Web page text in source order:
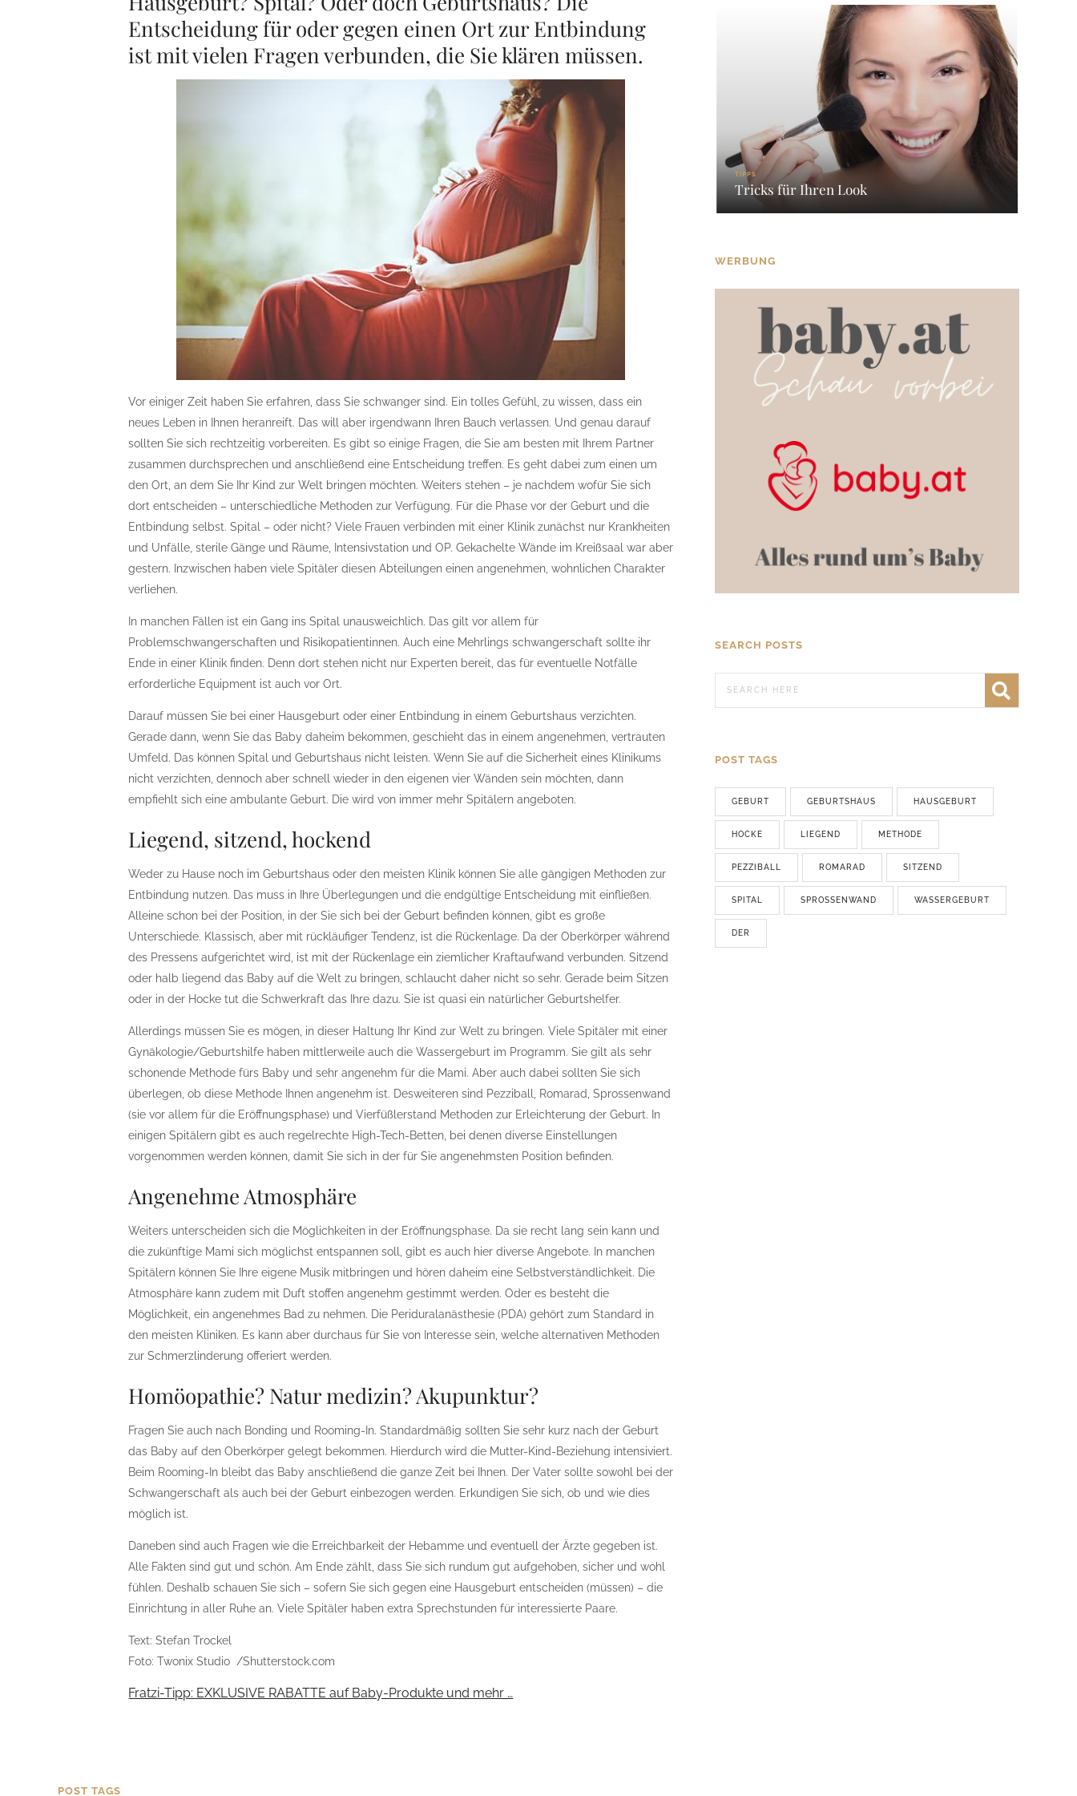
Entscheidung für oder gegen einen Ort zur Entbindung
ist mit vielen Fragen verbunden, die Sie klären müssen.
Vor einiger Zeit haben Sie erfahren, dass Sie schwanger sind. Ein tolles Gefühl, zu wissen, dass ein
neues Leben in Ihnen heranreift. Das will aber irgendwann Ihren Bauch verlassen. Und genau darauf
sollten Sie sich rechtzeitig vorbereiten. Es gibt so einige Fragen, die Sie am besten mit Ihrem Partner
zusammen durchsprechen und anschließend eine Entscheidung treffen. Es geht dabei zum einen um
den Ort, an dem Sie Ihr Kind zur Welt bringen möchten. Weiters stehen – je nachdem wofür Sie sich
dort entscheiden – unterschiedliche Methoden zur Verfügung. Für die Phase vor der Geburt und die
Entbindung selbst. Spital – oder nicht? Viele Frauen verbinden mit einer Klinik zunächst nur Krankheiten
und Unfälle, sterile Gänge und Räume, Intensivstation und OP. Gekachelte Wände im Kreißsaal war aber
gestern. Inzwischen haben viele Spitäler diesen Abteilungen einen angenehmen, wohnlichen Charakter
verliehen.
In manchen Fällen ist ein Gang ins Spital unausweichlich. Das gilt vor allem für
Problemschwangerschaften und Risikopatientinnen. Auch eine Mehrlings schwangerschaft sollte ihr
Ende in einer Klinik finden. Denn dort stehen nicht nur Experten bereit, das für eventuelle Notfälle
erforderliche Equipment ist auch vor Ort.
Darauf müssen Sie bei einer Hausgeburt oder einer Entbindung in einem Geburtshaus verzichten.
Gerade dann, wenn Sie das Baby daheim bekommen, geschieht das in einem angenehmen, vertrauten
Umfeld. Das können Spital und Geburtshaus nicht leisten. Wenn Sie auf die Sicherheit eines Klinikums
nicht verzichten, dennoch aber schnell wieder in den eigenen vier Wänden sein möchten, dann
empfiehlt sich eine ambulante Geburt. Die wird von immer mehr Spitälern angeboten.
Liegend, sitzend, hockend
Weder zu Hause noch im Geburtshaus oder den meisten Klinik können Sie alle gängigen Methoden zur
Entbindung nutzen. Das muss in Ihre Überlegungen und die endgültige Entscheidung mit einfließen.
Alleine schon bei der Position, in der Sie sich bei der Geburt befinden können, gibt es große
Unterschiede. Klassisch, aber mit rückläufiger Tendenz, ist die Rückenlage. Da der Oberkörper während
des Pressens aufgerichtet wird, ist mit der Rückenlage ein ziemlicher Kraftaufwand verbunden. Sitzend
oder halb liegend das Baby auf die Welt zu bringen, schlaucht daher nicht so sehr. Gerade beim Sitzen
oder in der Hocke tut die Schwerkraft das Ihre dazu. Sie ist quasi ein natürlicher Geburtshelfer.
Allerdings müssen Sie es mögen, in dieser Haltung Ihr Kind zur Welt zu bringen. Viele Spitäler mit einer
Gynäkologie/Geburtshilfe haben mittlerweile auch die Wassergeburt im Programm. Sie gilt als sehr
schonende Methode fürs Baby und sehr angenehm für die Mami. Aber auch dabei sollten Sie sich
überlegen, ob diese Methode Ihnen angenehm ist. Desweiteren sind Pezziball, Romarad, Sprossenwand
(sie vor allem für die Eröffnungsphase) und Vierfüßlerstand Methoden zur Erleichterung der Geburt. In
einigen Spitälern gibt es auch regelrechte High-Tech-Betten, bei denen diverse Einstellungen
vorgenommen werden können, damit Sie sich in der für Sie angenehmsten Position befinden.
Angenehme Atmosphäre
Weiters unterscheiden sich die Möglichkeiten in der Eröffnungsphase. Da sie recht lang sein kann und
die zukünftige Mami sich möglichst entspannen soll, gibt es auch hier diverse Angebote. In manchen
Spitälern können Sie Ihre eigene Musik mitbringen und hören daheim eine Selbstverständlichkeit. Die
Atmosphäre kann zudem mit Duft stoffen angenehm gestimmt werden. Oder es besteht die
Möglichkeit, ein angenehmes Bad zu nehmen. Die Periduralanästhesie (PDA) gehört zum Standard in
den meisten Kliniken. Es kann aber durchaus für Sie von Interesse sein, welche alternativen Methoden
zur Schmerzlinderung offeriert werden.
Homöopathie? Natur medizin? Akupunktur?
Fragen Sie auch nach Bonding und Rooming-In. Standardmäßig sollten Sie sehr kurz nach der Geburt
das Baby auf den Oberkörper gelegt bekommen. Hierdurch wird die Mutter-Kind-Beziehung intensiviert.
Beim Rooming-In bleibt das Baby anschließend die ganze Zeit bei Ihnen. Der Vater sollte sowohl bei der
Schwangerschaft als auch bei der Geburt einbezogen werden. Erkundigen Sie sich, ob und wie dies
möglich ist.
Daneben sind auch Fragen wie die Erreichbarkeit der Hebamme und eventuell der Ärzte gegeben ist.
Alle Fakten sind gut und schön. Am Ende zählt, dass Sie sich rundum gut aufgehoben, sicher und wohl
fühlen. Deshalb schauen Sie sich – sofern Sie sich gegen eine Hausgeburt entscheiden (müssen) – die
Einrichtung in aller Ruhe an. Viele Spitäler haben extra Sprechstunden für interessierte Paare.
Text: Stefan Trockel
Foto: Twonix Studio /Shutterstock.com
Fratzi-Tipp: EXKLUSIVE RABATTE auf Baby-Produkte und mehr …
POST TAGS
TIPPS
Tricks für Ihren Look
WERBUNG
SEARCH POSTS
POST TAGS
GEBURT GEBURTSHAUS HAUSGEBURT
HOCKE LIEGEND METHODE
PEZZIBALL ROMARAD SITZEND
SPITAL SPROSSENWAND WASSERGEBURT
DER